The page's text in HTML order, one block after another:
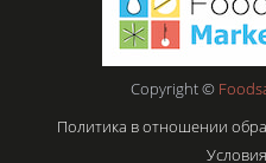
Copyright ©
Политика в отношении